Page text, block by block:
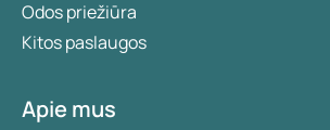
Odos priežiūra
Kitos paslaugos
Apie mus